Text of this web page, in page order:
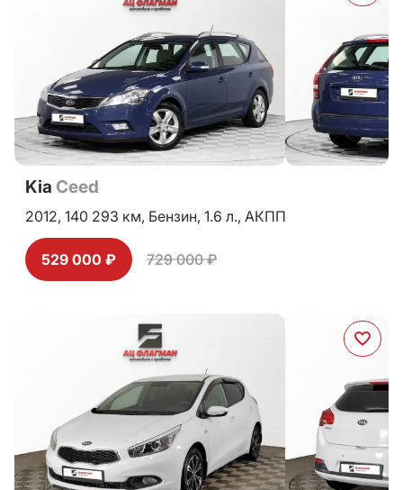
Kia Ceed
2012, 140 293 км, Бензин, 1.6 л., АКПП
529 000 ₽ 729 000 ₽